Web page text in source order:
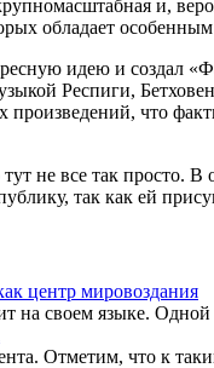
и,
обладает
идею и
Респиги,
что
не все так
так как ей
центр мировоздания
на своем языке.
Отметим, что к